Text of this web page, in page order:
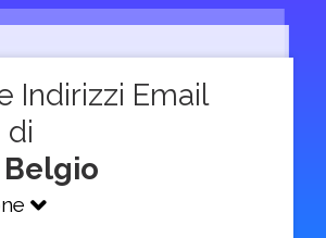
Indirizzi Email
di